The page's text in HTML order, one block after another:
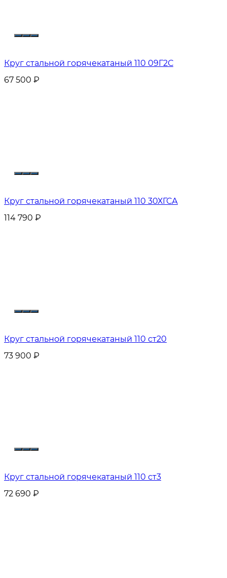
Круг стальной горячекатаный 110 09Г2С
67 500 ₽
Круг стальной горячекатаный 110 30ХГСА
114 790 ₽
Круг стальной горячекатаный 110 ст20
73 900 ₽
Круг стальной горячекатаный 110 ст3
72 690 ₽